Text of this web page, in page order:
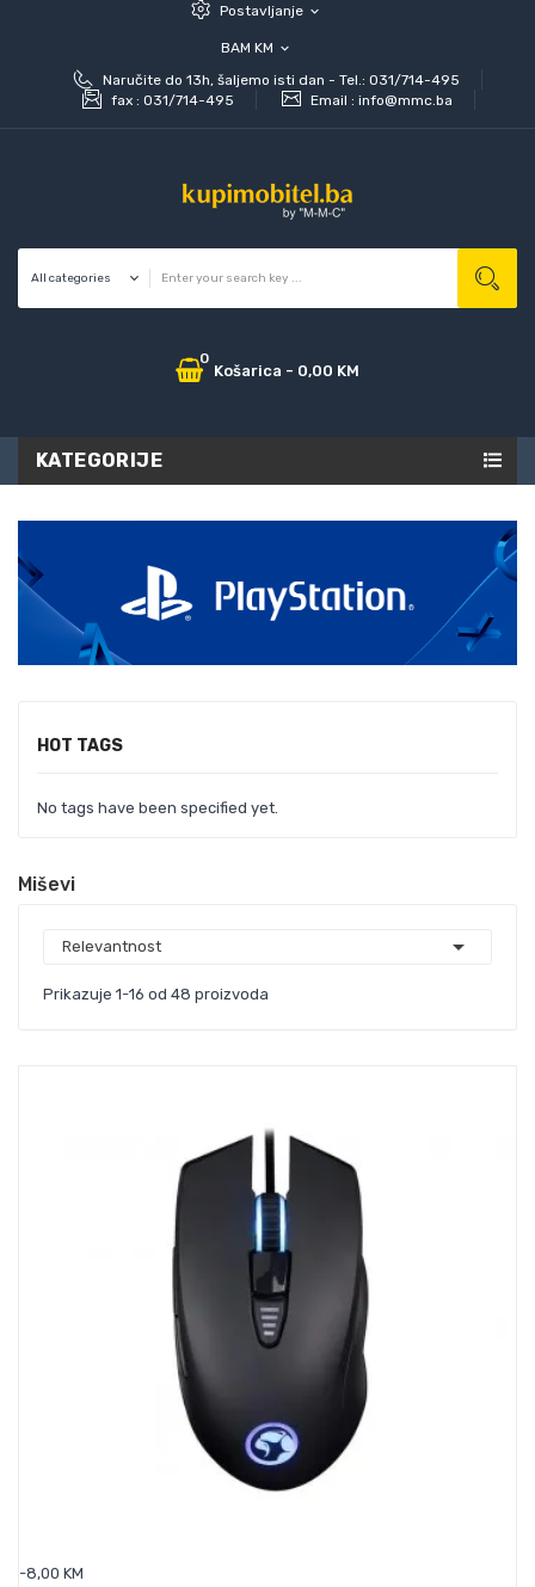
Postavljanje expand_more
BAM KM expand_more
Naručite do 13h, šaljemo isti dan - Tel.: 031/714-495
fax : 031/714-495 Email : info@mmc.ba
Košarica
0
- 0,00 KM
KATEGORIJE
HOT TAGS
No tags have been specified yet.
Miševi
Relevantnost 
Prikazuje 1-16 od 48 proizvoda
-8,00 KM